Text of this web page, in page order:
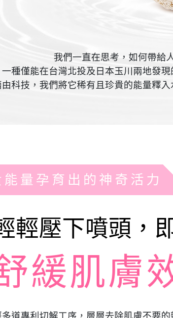
我們一直在思考，如何帶給
一種僅能在台灣北投及日本玉川兩地發
由科技，我們將它稀有且珍貴的能量釋
能量孕育出的神奇活力
輕壓下噴頭，
緩肌膚
多道專利切解工序，層層去除肌膚不要